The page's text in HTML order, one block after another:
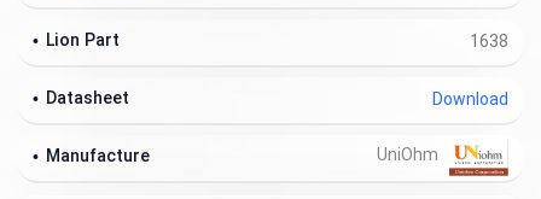
1638
Lion Part
Download
Datasheet
Manufacture